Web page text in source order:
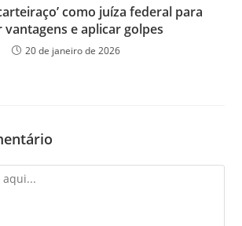
como juíza federal para
vantagens e aplicar golpes
20 de janeiro de 2026